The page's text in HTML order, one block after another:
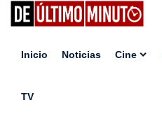
Inicio Noticias Cine
TV